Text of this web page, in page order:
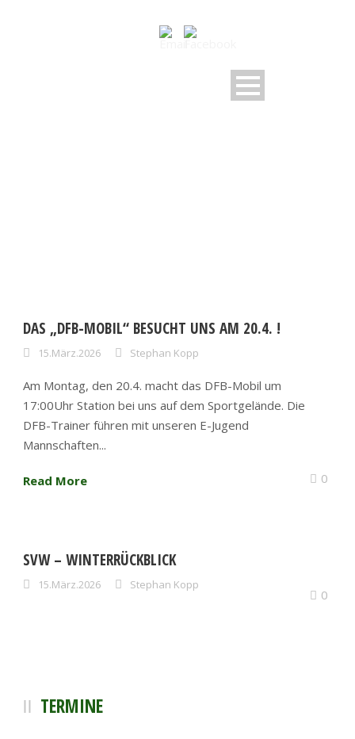
DAS „DFB-MOBIL“ BESUCHT UNS AM 20.4. !
15.März.2026 Stephan Kopp
Am Montag, den 20.4. macht das DFB-Mobil um
17:00Uhr Station bei uns auf dem Sportgelände. Die
DFB-Trainer führen mit unseren E-Jugend
Mannschaften...
Read More 0
SVW – WINTERRÜCKBLICK
15.März.2026 Stephan Kopp
0
TERMINE